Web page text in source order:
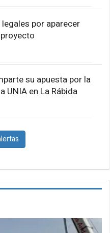
por aparecer
su apuesta por la
UNIA en La Rábida